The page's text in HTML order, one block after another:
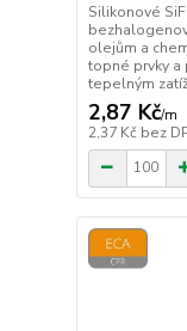
Silikonové
olejům a
topné prvky a
tepelným
2,87 Kč/m
2,37 Kč bez